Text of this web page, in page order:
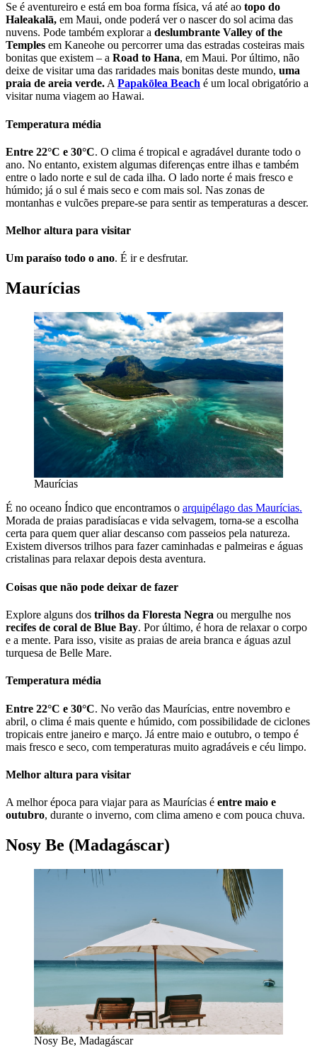
Se é aventureiro e está em boa forma física, vá até ao topo do
Haleakalā, em Maui, onde poderá ver o nascer do sol acima das
nuvens. Pode também explorar a deslumbrante Valley of the
Temples em Kaneohe ou percorrer uma das estradas costeiras mais
bonitas que existem – a Road to Hana, em Maui. Por último, não
deixe de visitar uma das raridades mais bonitas deste mundo, uma
praia de areia verde. A Papakōlea Beach é um local obrigatório a
visitar numa viagem ao Hawai.
Temperatura média
Entre 22°C e 30°C. O clima é tropical e agradável durante todo o
ano. No entanto, existem algumas diferenças entre ilhas e também
entre o lado norte e sul de cada ilha. O lado norte é mais fresco e
húmido; já o sul é mais seco e com mais sol. Nas zonas de
montanhas e vulcões prepare-se para sentir as temperaturas a descer.
Melhor altura para visitar
Um paraíso todo o ano. É ir e desfrutar.
Maurícias
Maurícias
É no oceano Índico que encontramos o arquipélago das Maurícias.
Morada de praias paradisíacas e vida selvagem, torna-se a escolha
certa para quem quer aliar descanso com passeios pela natureza.
Existem diversos trilhos para fazer caminhadas e palmeiras e águas
cristalinas para relaxar depois desta aventura.
Coisas que não pode deixar de fazer
Explore alguns dos trilhos da Floresta Negra ou mergulhe nos
recifes de coral de Blue Bay. Por último, é hora de relaxar o corpo
e a mente. Para isso, visite as praias de areia branca e águas azul
turquesa de Belle Mare.
Temperatura média
Entre 22°C e 30°C. No verão das Maurícias, entre novembro e
abril, o clima é mais quente e húmido, com possibilidade de ciclones
tropicais entre janeiro e março. Já entre maio e outubro, o tempo é
mais fresco e seco, com temperaturas muito agradáveis e céu limpo.
Melhor altura para visitar
A melhor época para viajar para as Maurícias é entre maio e
outubro, durante o inverno, com clima ameno e com pouca chuva.
Nosy Be (Madagáscar)
Nosy Be, Madagáscar